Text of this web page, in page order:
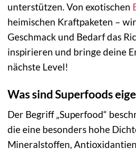
unterstützen. Von exotischen
heimischen Kraftpaketen –
Geschmack und Bedarf das
inspirieren und bringe deine
nächste Level!
Was sind Superfoods
Der Begriff „Superfood“
die eine besonders hohe
Mineralstoffen,